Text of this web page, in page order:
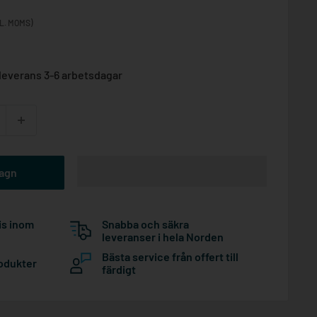
MOMS)
3-6 arbetsdagar
inom
Snabba och säkra
leveranser i hela Norden
Bästa service från offert till
färdigt